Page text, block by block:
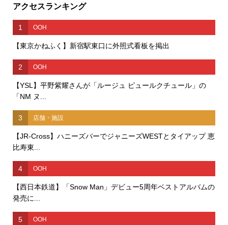
アクセスランキング
1 OOH
【東京かねふく】新宿駅東口に外照式看板を掲出
2 OOH
【YSL】平野紫耀さんが「ルージュ ピュールクチュール」の
「NM ヌ...
3 店舗・施設
【JR-Cross】ハニーズバーでジャニーズWESTとタイアップ 恵
比寿東...
4 OOH
【西日本鉄道】「Snow Man」デビュー5周年ベストアルバムの
発売に...
5 OOH